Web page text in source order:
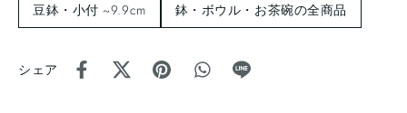
豆鉢・小付 ~9.9cm 鉢・ボウル・お茶碗の全商品
シェア